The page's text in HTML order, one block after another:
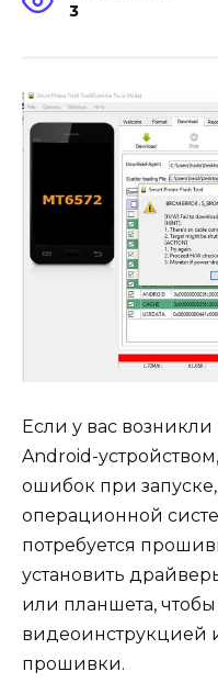
3
Если у вас
Android-
ошибок при
операционной
потребуется
установить
или планшета, чтобы
видеоинструкцией
прошивки.